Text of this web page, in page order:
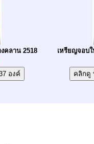
คลาน 2518
เหรียญจอบ